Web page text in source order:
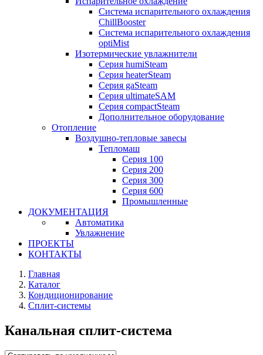
Система испарительного охлаждения
ChillBooster
Система испарительного охлаждения
optiMist
Изотермические увлажнители
Серия humiSteam
Серия heaterSteam
Серия gaSteam
Серия ultimateSAM
Серия compactSteam
Дополнительное оборудование
Отопление
Воздушно-тепловые завесы
Тепломаш
Серия 100
Серия 200
Серия 300
Серия 600
Промышленные
ДОКУМЕНТАЦИЯ
Автоматика
Увлажнение
ПРОЕКТЫ
КОНТАКТЫ
Главная
Каталог
Кондиционирование
Сплит-системы
Канальная сплит-система